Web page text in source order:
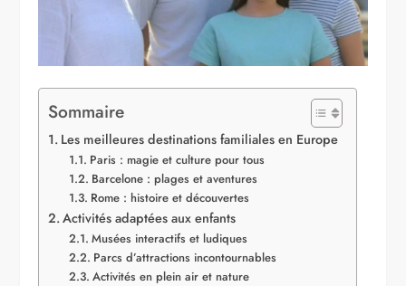
Sommaire
Les meilleures destinations familiales en Europe
Paris : magie et culture pour tous
Barcelone : plages et aventures
Rome : histoire et découvertes
Activités adaptées aux enfants
Musées interactifs et ludiques
Parcs d’attractions incontournables
Activités en plein air et nature